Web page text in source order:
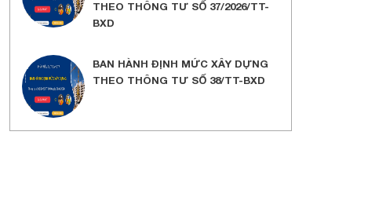
THEO THÔNG TƯ SỐ 37/2026/TT-
BXD
BAN HÀNH ĐỊNH MỨC XÂY DỰNG
THEO THÔNG TƯ SỐ 38/TT-BXD